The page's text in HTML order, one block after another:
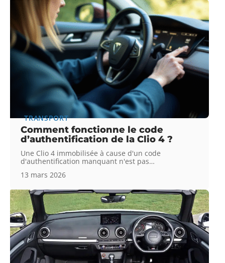
TRANSPORT
Comment fonctionne le code
d’authentification de la Clio 4 ?
Une Clio 4 immobilisée à cause d'un code
d'authentification manquant n'est pas…
13 mars 2026